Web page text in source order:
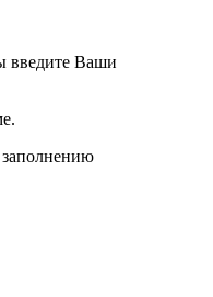
введите Ваши
заполнению